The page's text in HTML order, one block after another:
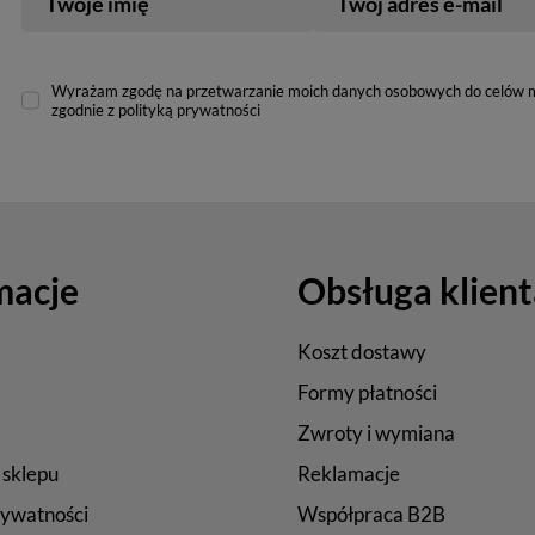
Wyrażam zgodę na przetwarzanie moich danych osobowych do celów
zgodnie z polityką prywatności
Obsługa
Koszt dostawy
Formy płatności
Zwroty i wymiana
Reklamacje
Współpraca B2B